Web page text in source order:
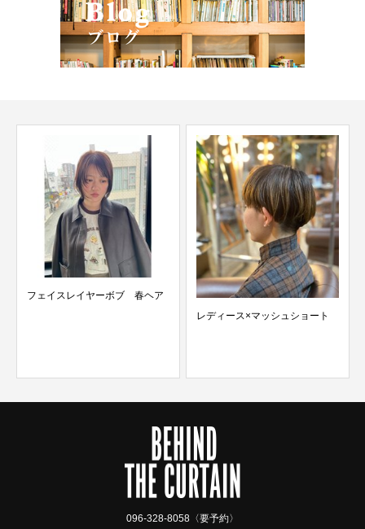
フェイスレイヤーボブ 春ヘア
レディース×マッシュショート
096-328-8058〈要予約〉